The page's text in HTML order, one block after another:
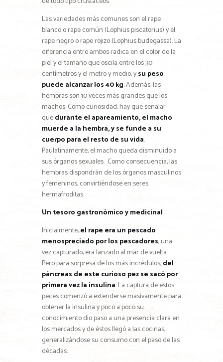
Las variedades más comunes son el rape
blanco o rape común (Lophius piscatorius) y el
rape negro o rape rojizo (Lophius budegassa). La
diferencia entre ambos radica en el color de la
piel y el tamaño que oscila entre los 30
centímetros y el metro y medio, ysu peso
puede alcanzar los 40 kg. Además, las
hembras son 10 veces más grandes que los
machos. Como curiosidad, hay que señalar
quedurante el apareamiento, el macho
muerde a la hembra, y se funde a su
cuerpo para el resto de su vida.
Paulatinamente, el macho queda disminuido a
sus órganos sexuales. Como consecuencia, las
hembras dispondrán de los órganos masculinos
y femeninos, convirtiéndose en seres
hermafroditas.
Un tesoro gastronómico y medicinal
Inicialmente,el rape era un pescado
menospreciado por los pescadores, una
vez capturado, era lanzado al mar de vuelta.
Pero para sorpresa de los más incrédulos,del
páncreas de este curioso pez se sacó por
primera vez la insulina. La captura de estos
peces comenzó a extenderse masivamente para
obtener la insulina y poco a poco su
conocimiento dio paso a una presencia clara en
los mercados y de éstos llegó a las cocinas,
generalizándose su consumo con el paso de las
décadas.